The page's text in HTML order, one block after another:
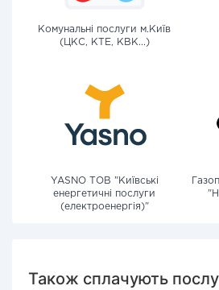
Комунальні послуги м.Київ
(ЦКС, КТЕ, КВК...)
YASNO ТОВ "Київські
енергетичні послуги
(електроенергія)"
Також сплачують